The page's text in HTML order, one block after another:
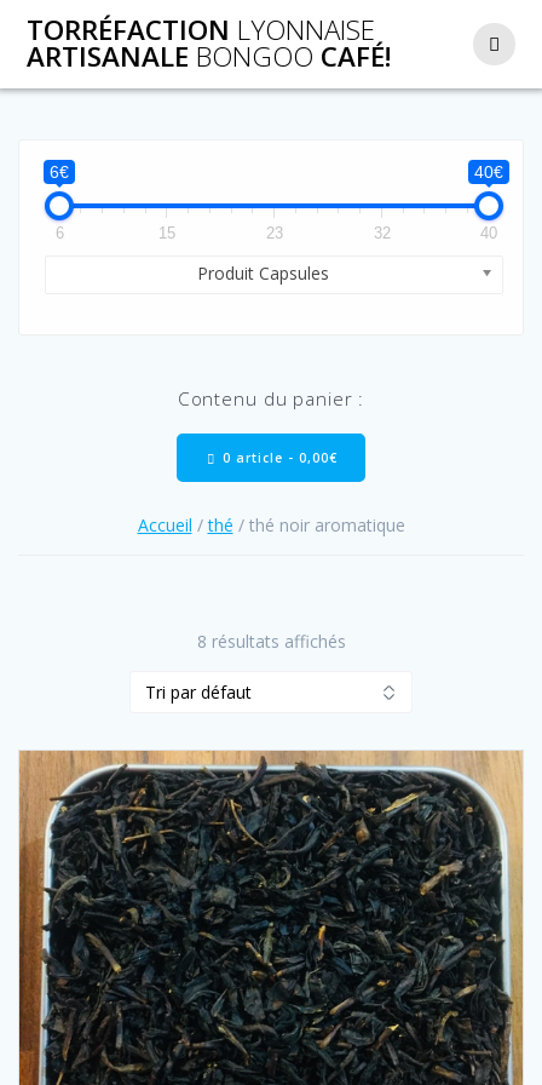
au
contenu
TORRÉFACTION LYONNAISE
ARTISANALE BONGOO CAFÉ!
6€ 40€
6 15 23 32 40
Produit Capsules
Contenu du panier :
0 article - 0,00€
Accueil /thé / thé noir aromatique
8 résultats affichés